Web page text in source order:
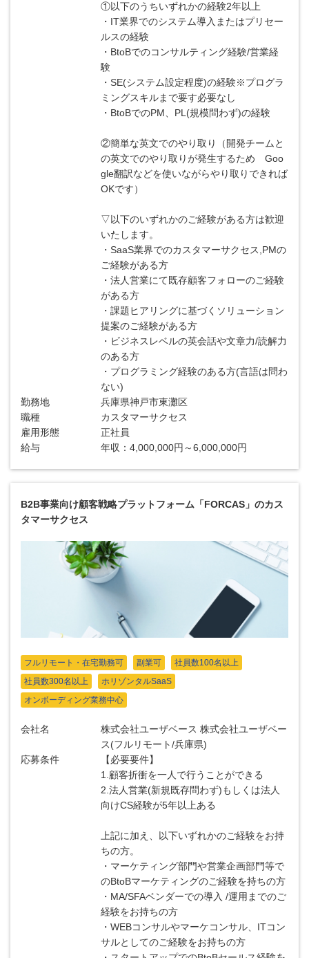
①以下のうちいずれかの経験2年以上
・IT業界でのシステム導入またはプリセー
ルスの経験
・BtoBでのコンサルティング経験/営業経
験
・SE(システム設定程度)の経験※プログラ
ミングスキルまで要す必要なし
・BtoBでのPM、PL(規模問わず)の経験
②簡単な英文でのやり取り（開発チームと
の英文でのやり取りが発生するため Goo
gle翻訳などを使いながらやり取りできれば
OKです）
▽以下のいずれかのご経験がある方は歓迎
いたします。
・SaaS業界でのカスタマーサクセス,PMの
ご経験がある方
・法人営業にて既存顧客フォローのご経験
がある方
・課題ヒアリングに基づくソリューション
提案のご経験がある方
・ビジネスレベルの英会話や文章力/読解力
のある方
・プログラミング経験のある方(言語は問わ
ない)
勤務地
兵庫県神戸市東灘区
職種
カスタマーサクセス
雇用形態
正社員
給与
年収：4,000,000円～6,000,000円
B2B事業向け顧客戦略プラットフォーム「FORCAS」のカス
タマーサクセス
フルリモート・在宅勤務可 副業可
社員数100名以上
社員数300名以上
ホリゾンタルSaaS
オンボーディング業務中心
会社名
株式会社ユーザベース 株式会社ユーザベー
ス(フルリモート/兵庫県)
応募条件
【必要要件】
1.顧客折衝を一人で行うことができる
2.法人営業(新規既存問わず)もしくは法人
向けCS経験が5年以上ある
上記に加え、以下いずれかのご経験をお持
ちの方。
・マーケティング部門や営業企画部門等で
のBtoBマーケティングのご経験を持ちの方
・MA/SFAベンダーでの導入 /運用までのご
経験をお持ちの方
・WEBコンサルやマーケコンサル、ITコン
サルとしてのご経験をお持ちの方